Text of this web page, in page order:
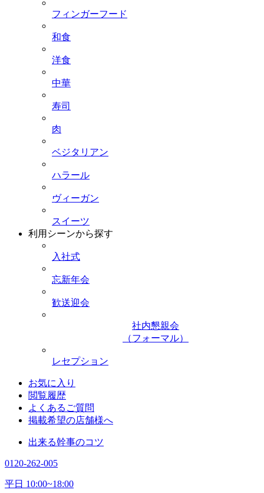
フィンガーフード
和食
洋食
中華
寿司
肉
ベジタリアン
ハラール
ヴィーガン
スイーツ
利用シーンから探す
入社式
忘新年会
歓送迎会
社内懇親会
（フォーマル）
レセプション
お気に入り
閲覧履歴
よくあるご質問
掲載希望の店舗様へ
出来る幹事のコツ
0120-262-005
平日 10:00~18:00